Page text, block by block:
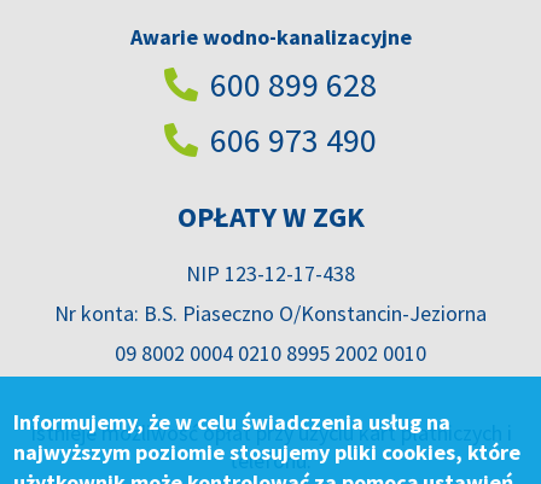
Informujemy, że w celu świadczenia usług na
najwyższym poziomie stosujemy pliki cookies, które
Awarie wodno-kanalizacyjne
600 899 628
606 973 490
OPŁATY W ZGK
NIP 123-12-17-438
Nr konta: B.S. Piaseczno O/Konstancin-Jeziorna
09 8002 0004 0210 8995 2002 0010
Istnieje możliwość opłat przy użyciu kart płatniczych i
telefonu.